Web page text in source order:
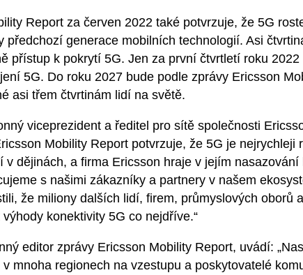
Report za červen 2022 také potvrzuje, že 5G
předchozí generace mobilních technologií. Asi
přístup k pokrytí 5G. Jen za první čtvrtletí roku
5G. Do roku 2027 bude podle zprávy Ericsson
asi třem čtvrtinám lidí na světě.
viceprezident a ředitel pro sítě společnosti
Mobility Report potvrzuje, že 5G je nejrychleji
v dějinách, a firma Ericsson hraje v jejím nasazování
s našimi zákazníky a partnery v našem
že miliony dalších lidí, firem, průmyslových oborů
konektivity 5G co nejdříve.“
editor zprávy Ericsson Mobility Report, uvádí:
mnoha regionech na vzestupu a poskytovatelé